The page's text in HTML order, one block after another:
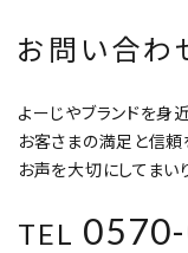
お問い合わ
よーじやブランドを身
お客さまの満足と信頼
お声を大切にしてまい
TEL